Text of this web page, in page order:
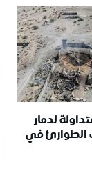
لدمار
الطوارئ في